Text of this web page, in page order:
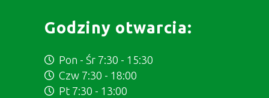
Godziny otwarcia:
Pon - Śr 7:30 - 15:30
Czw 7:30 - 18:00
Pt 7:30 - 13:00